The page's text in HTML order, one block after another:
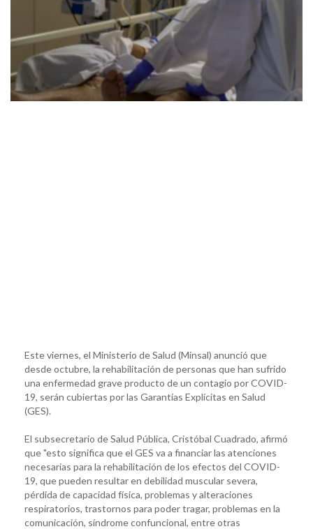
Este viernes, el Ministerio de Salud (Minsal) anunció que
desde octubre, la rehabilitación de personas que han sufrido
una enfermedad grave producto de un contagio por COVID-
19, serán cubiertas por las Garantías Explícitas en Salud
(GES).
El subsecretario de Salud Pública, Cristóbal Cuadrado, afirmó
que "esto significa que el GES va a financiar las atenciones
necesarias para la rehabilitación de los efectos del COVID-
19, que pueden resultar en debilidad muscular severa,
pérdida de capacidad física, problemas y alteraciones
respiratorios, trastornos para poder tragar, problemas en la
comunicación, síndrome confuncional, entre otras